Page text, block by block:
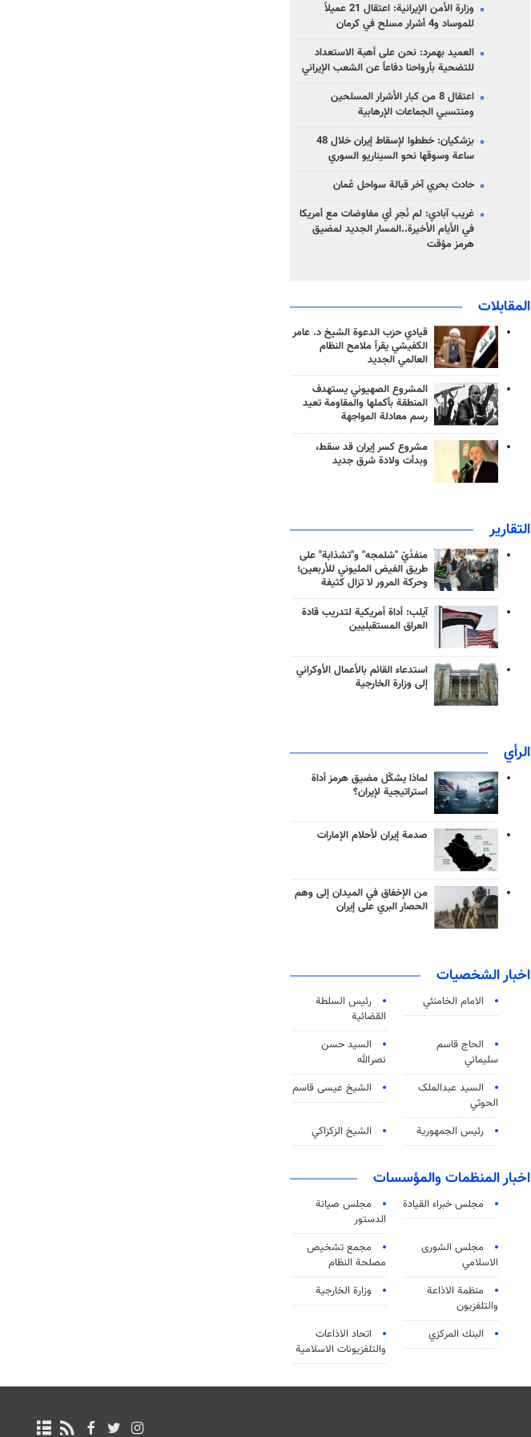
وزارة الأمن الإيرانية: اعتقال 21 عميلاً
للموساد و4 أشرار مسلح في كرمان
العميد بهمرد: نحن على أهبة الاستعداد
للتضحية بأرواحنا دفاعاً عن الشعب الإيراني
اعتقال 8 من كبار الأشرار المسلحين
ومنتسبي الجماعات الإرهابية
بزشكيان: خططوا لإسقاط إيران خلال 48
ساعة وسوقها نحو السيناريو السوري
حادث بحري آخر قبالة سواحل عُمان
غريب آبادي: لم نُجرِ أي مفاوضات مع أمريكا
في الأيام الأخيرة..المسار الجديد لمضيق
هرمز مؤقت
المقابلات
قيادي حزب الدعوة الشيخ د. عامر
الكفيشي يقرأ ملامح النظام
العالمي الجديد
المشروع الصهيوني يستهدف
المنطقة بأكملها والمقاومة تعيد
رسم معادلة المواجهة
مشروع كسر إيران قد سقط،
وبدأت ولادة شرق جديد
التقارير
منفذَيّ "شلمجه" و"تشذابة" على
طريق الفيض المليوني للأربعين؛
وحركة المرور لا تزال كثيفة
آيلب: أداة أمريكية لتدريب قادة
العراق المستقبليين
استدعاء القائم بالأعمال الأوكراني
إلى وزارة الخارجية
الرأي
لماذا يشكّل مضيق هرمز أداة
استراتيجية لإيران؟
صدمة إيران لأحلام الإمارات
من الإخفاق في الميدان إلى وهم
الحصار البري على إيران
اخبار الشخصيات
الامام الخامنئي
رئیس السلطة
القضائیة
الحاج قاسم
سليماني
السيد حسن
نصرالله
السید عبدالملک
الحوثي
الشيخ عيسى قاسم
رئيس الجمهورية الشيخ الزكزاكي
اخبار المنظمات والمؤسسات
مجلس خبراء القيادة
مجلس صيانة
الدستور
مجلس الشورى
الاسلامي
مجمع تشخيص
مصلحة النظام
منظمة الاذاعة
والتلفزیون
وزارة الخارجية
البنك المركزي
اتحاد الاذاعات
والتلفزيونات الاسلامية